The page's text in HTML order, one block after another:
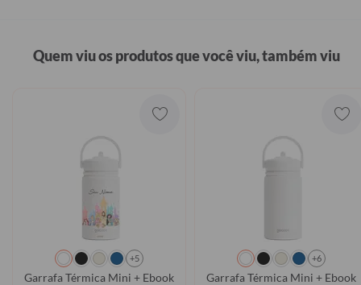
Quem viu os produtos que você viu, também viu
+5
Garrafa Térmica Mini + Ebook - Paleta Castelo Encantado
+6
Garrafa Térmica Mini + Ebook